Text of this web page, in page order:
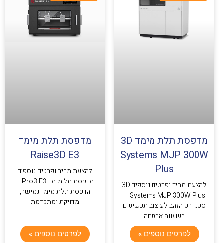
מדפסת תלת מימד 3D
Systems MJP 300W
Plus
להצעת מחיר ופרטים נוספים 3D
Systems MJP 300W Plus –
סטנדרט הזהב לעיצוב תכשיטים
בשעווה אבטחה
לפרטים נוספים »
מדפסת תלת מימד
Raise3D E3
להצעת מחיר ופרטים נוספים
מדפסת תל מימד Pro3 E3 –
הדפסת תלת מימד גמישה,
מדויקת ומתקדמת
לפרטים נוספים »